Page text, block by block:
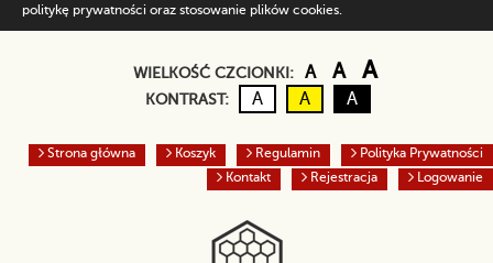
politykę prywatności oraz stosowanie plików cookies.
WIELKOŚĆ CZCIONKI: A Domyślny rozmiar
AWiększa
A
KONTRAST: AKontrast domyślny
ACzarny tekst na
ABiały tekst na
Strona główna Koszyk Regulamin
Polityka Prywatności
Kontakt
Rejestracja Logowanie